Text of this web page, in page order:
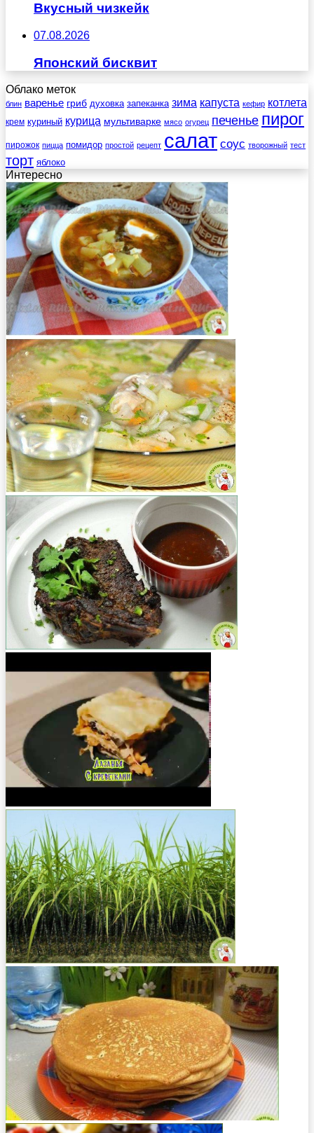
Вкусный чизкейк
07.08.2026
Японский бисквит
Облако меток
блин варенье гриб духовка запеканка зима капуста кефир котлета
крем куриный курица мультиварке мясо огурец печенье пирог
пирожок пицца помидор простой рецепт салат соус творожный тест
торт яблоко
Интересно